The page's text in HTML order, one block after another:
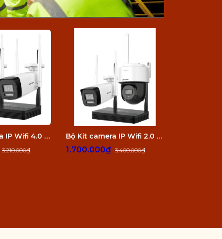
Bộ Kit camera IP Wifi 4.0 Megapixel HIKVISION DS-J142I/NKS424W0H
3.210.000₫
Bộ Kit camera IP Wifi 2.0 Megapixel HIKVISION DS-J142I/NKS422W03H
1.700.000₫ 3.400.000₫